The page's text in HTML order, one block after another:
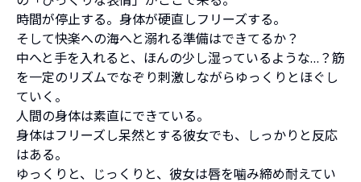
時間が停止する。身体が硬直しフリーズする。
そして快楽への海へと溺れる準備はできてるか？
中へと手を入れると、ほんの少し湿っているような…？筋
を一定のリズムでなぞり刺激しながらゆっくりとほぐし
ていく。
人間の身体は素直にできている。
身体はフリーズし呆然とする彼女でも、しっかりと反応
はある。
ゆっくりと、じっくりと、彼女は唇を噛み締め耐えてい